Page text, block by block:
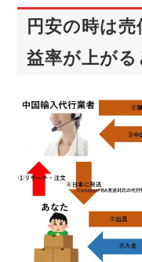
円安の時は
益率が上が